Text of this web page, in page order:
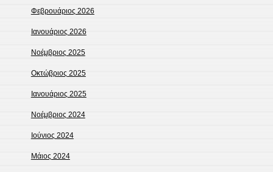
Φεβρουάριος 2026
Ιανουάριος 2026
Νοέμβριος 2025
Οκτώβριος 2025
Ιανουάριος 2025
Νοέμβριος 2024
Ιούνιος 2024
Μάιος 2024